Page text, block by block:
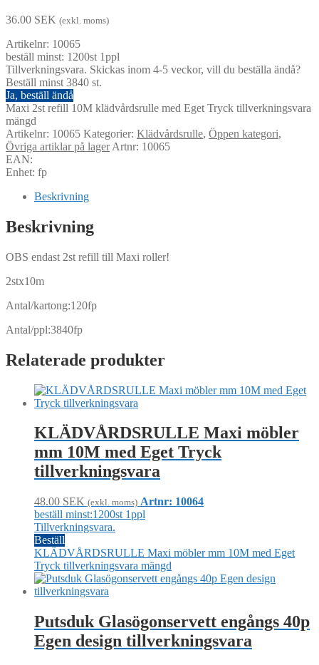
36.00 SEK (exkl. moms)
Artikelnr: 10065
beställ minst: 1200st 1ppl
Tillverkningsvara. Skickas inom 4-5 veckor, vill du beställa ändå?
Beställ minst 3840 st.
Ja, beställ ändå
Maxi 2st refill 10M klädvårdsrulle med Eget Tryck tillverkningsvara
mängd
Artikelnr: 10065 Kategorier: Klädvårdsrulle, Öppen kategori,
Övriga artiklar på lagerArtnr: 10065
EAN:
Enhet: fp
Beskrivning
Beskrivning
OBS endast 2st refill till Maxi roller!
2stx10m
Antal/kartong:120fp
Antal/ppl:3840fp
Relaterade produkter
KLÄDVÅRDSRULLE Maxi möbler
mm 10M med Eget Tryck
tillverkningsvara
48.00 SEK (exkl. moms) Artnr: 10064
beställ minst:1200st 1ppl
Tillverkningsvara.
Beställ
KLÄDVÅRDSRULLE Maxi möbler mm 10M med Eget
Tryck tillverkningsvara mängd
Putsduk Glasögonservett engångs 40p
Egen design tillverkningsvara